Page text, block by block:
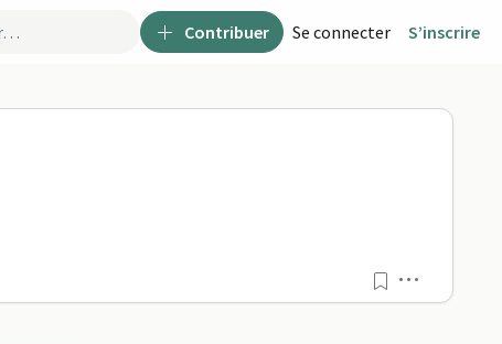
Contribuer Se connecter S’inscrire